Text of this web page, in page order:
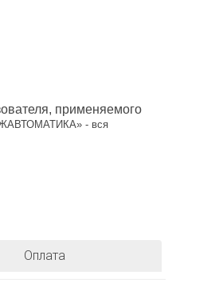
применяемого
- вся
Оплата